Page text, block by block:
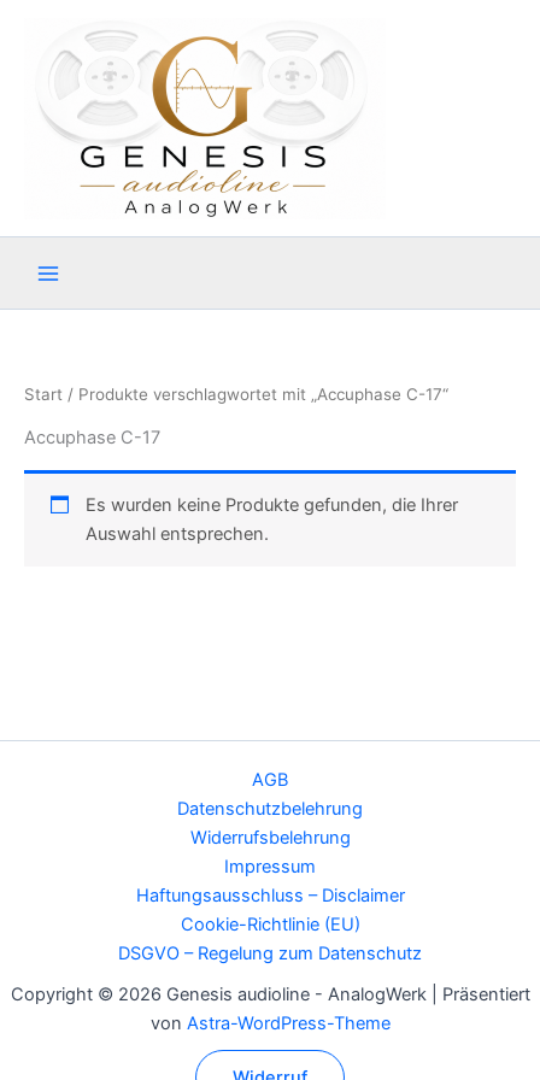
springen
Start / Produkte verschlagwortet mit „Accuphase C-17“
Accuphase C-17
Es wurden keine Produkte gefunden, die Ihrer
Auswahl entsprechen.
AGB
Datenschutzbelehrung
Widerrufsbelehrung
Impressum
Haftungsausschluss – Disclaimer
Cookie-Richtlinie (EU)
DSGVO – Regelung zum Datenschutz
Copyright © 2026 Genesis audioline - AnalogWerk | Präsentiert
von Astra-WordPress-Theme